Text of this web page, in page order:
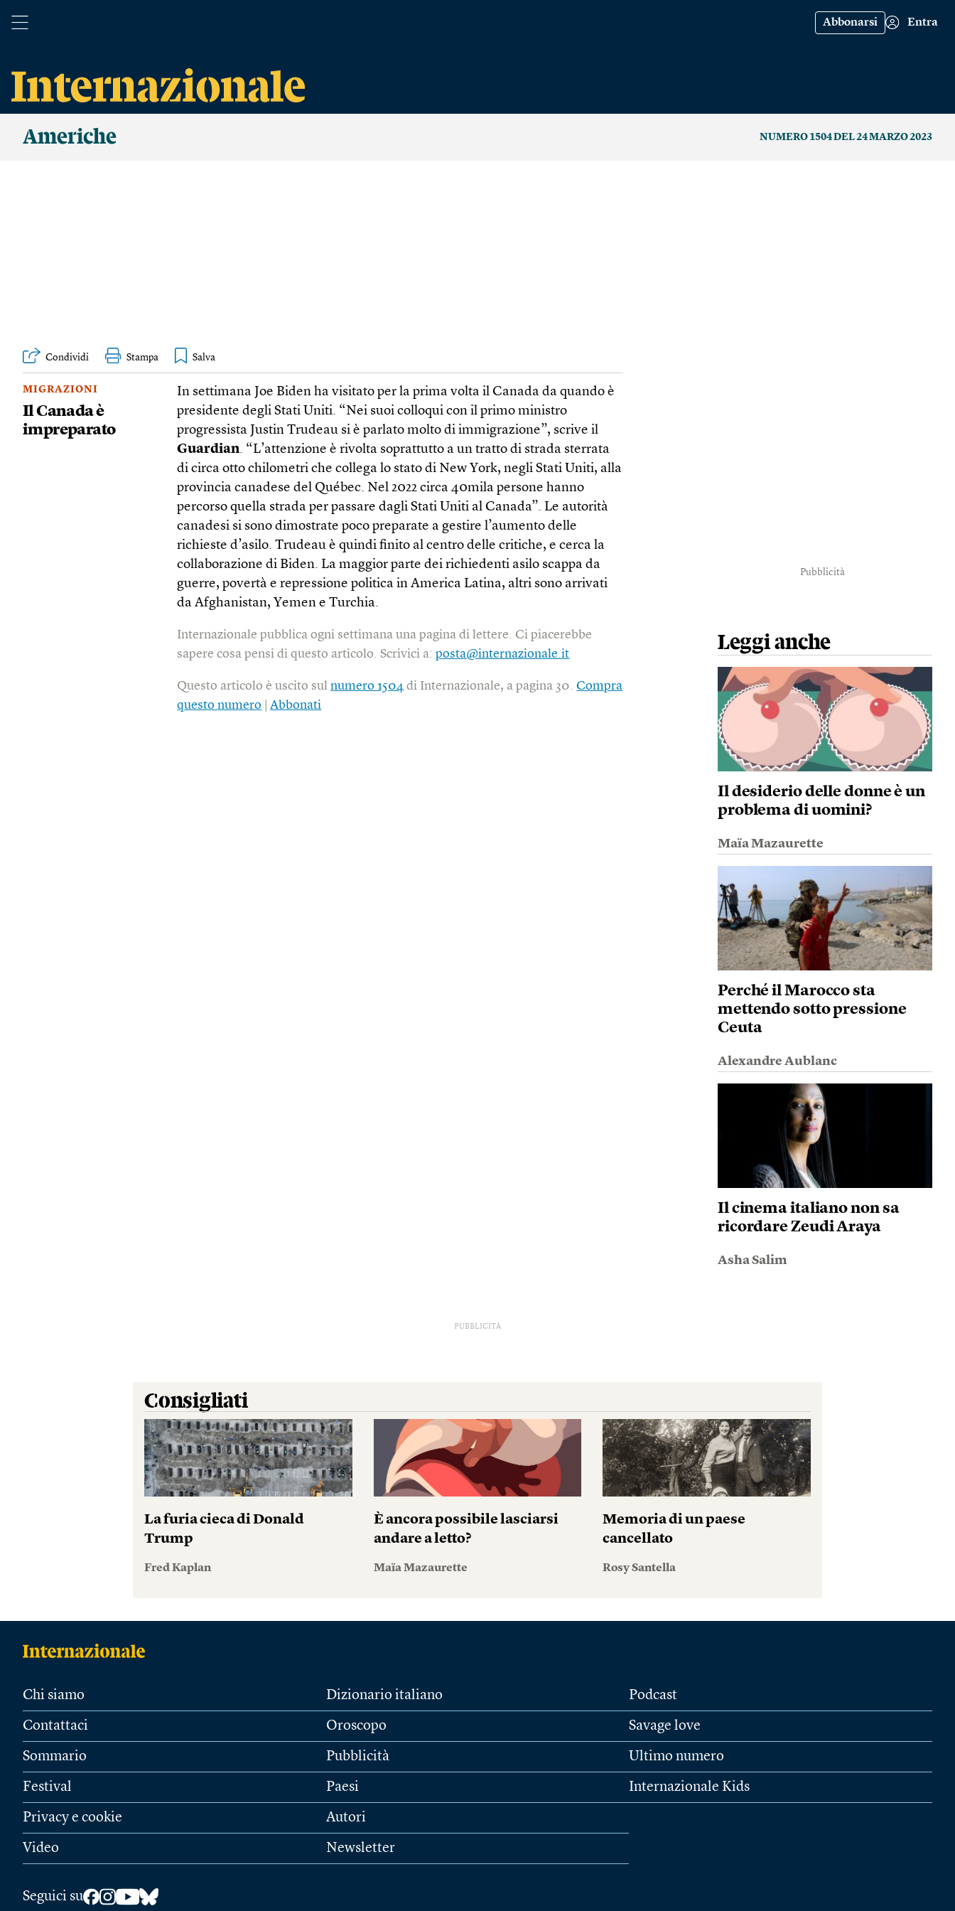
Abbonarsi Entra
Americhe NUMERO 1504 DEL 24 MARZO 2023
Condividi Stampa
MIGRAZIONI
Il Canada è
impreparato
In settimana Joe Biden ha visitato per la prima volta il Canada da quando è
presidente degli Stati Uniti. “Nei suoi colloqui con il primo ministro
progressista Justin Trudeau si è parlato molto di immigrazione”, scrive il
Guardian. “L’attenzione è rivolta soprattutto a un tratto di strada sterrata
di circa otto chilometri che collega lo stato di New York, negli Stati Uniti, alla
provincia canadese del Québec. Nel 2022 circa 40mila persone hanno
percorso quella strada per passare dagli Stati Uniti al Canada”. Le autorità
canadesi si sono dimostrate poco preparate a gestire l’aumento delle
richieste d’asilo. Trudeau è quindi finito al centro delle critiche, e cerca la
collaborazione di Biden. La maggior parte dei richiedenti asilo scappa da
guerre, povertà e repressione politica in America Latina, altri sono arrivati
da Afghanistan, Yemen e Turchia.
Internazionale pubblica ogni settimana una pagina di lettere. Ci piacerebbe
sapere cosa pensi di questo articolo. Scrivici a:posta@internazionale.it
Questo articolo è uscito sulnumero 1504 di Internazionale, a pagina 30.Compra
questo numero |Abbonati
Pubblicità
Leggi anche
Il desiderio delle donne è un
problema di uomini?
Maïa Mazaurette
Perché il Marocco sta
mettendo sotto pressione
Ceuta
Alexandre Aublanc
Il cinema italiano non sa
ricordare Zeudi Araya
Asha Salim
PUBBLICITÀ
Consigliati
La furia cieca di Donald
Trump
Fred Kaplan
È ancora possibile lasciarsi
andare a letto?
Maïa Mazaurette
Memoria di un paese
cancellato
Rosy Santella
Chi siamo
Contattaci
Sommario
Festival
Privacy e cookie
Video
Dizionario italiano
Oroscopo
Pubblicità
Paesi
Autori
Newsletter
Podcast
Savage love
Ultimo numero
Internazionale Kids
Seguici su